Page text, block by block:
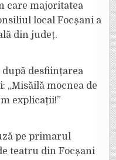
care majoritatea
local Focșani a
din județ.
desființarea
„Misăilă mocnea de
explicații!”
pe primarul
teatru din Focșani